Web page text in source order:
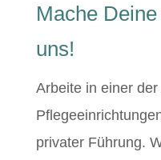
Mache
uns!
Arbeite in einer
privater Führung.